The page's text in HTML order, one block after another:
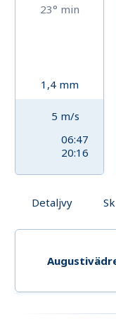
23° min
1,4 mm
5 m/s
06:47
20:16
Detaljvy